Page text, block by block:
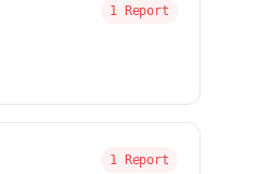
1 Report
1 Report